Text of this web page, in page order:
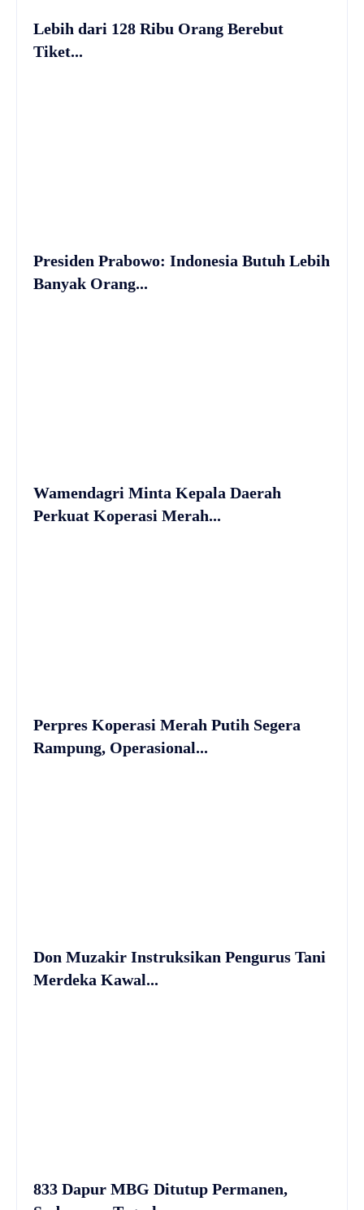
Lebih dari 128 Ribu Orang Berebut
Tiket...
Presiden Prabowo: Indonesia Butuh Lebih
Banyak Orang...
Wamendagri Minta Kepala Daerah
Perkuat Koperasi Merah...
Perpres Koperasi Merah Putih Segera
Rampung, Operasional...
Don Muzakir Instruksikan Pengurus Tani
Merdeka Kawal...
833 Dapur MBG Ditutup Permanen,